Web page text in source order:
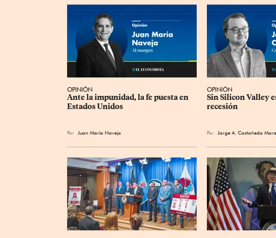
OPINIÓN
Ante la impunidad, la fe puesta en
Estados Unidos
Por Juan María Naveja
OPINIÓN
Sin Silicon Valley
recesión
Por Jorge A. Castañeda